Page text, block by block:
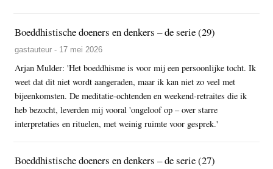
Boeddhistische doeners en denkers – de serie (29)
gastauteur - 17 mei 2026
Arjan Mulder: 'Het boeddhisme is voor mij een persoonlijke tocht. Ik
weet dat dit niet wordt aangeraden, maar ik kan niet zo veel met
bijeenkomsten. De meditatie-ochtenden en weekend-retraites die ik
heb bezocht, leverden mij vooral 'ongeloof op – over starre
interpretaties en rituelen, met weinig ruimte voor gesprek.'
Boeddhistische doeners en denkers – de serie (27)